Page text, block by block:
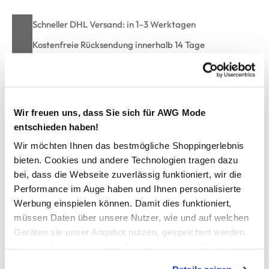
Wir freuen uns, dass Sie sich für AWG Mode
entschieden haben!
Wir möchten Ihnen das bestmögliche Shoppingerlebnis
bieten. Cookies und andere Technologien tragen dazu
bei, dass die Webseite zuverlässig funktioniert, wir die
Performance im Auge haben und Ihnen personalisierte
Werbung einspielen können. Damit dies funktioniert,
müssen Daten über unsere Nutzer, wie und auf welchen
Geräten sie unser Angebot nutzen, gespeichert werden.
Schneller DHL Versand: in 1–3 Werktagen
Kostenfreie Rücksendung innerhalb 14 Tage
Kostenlose Filiallieferung in Ihre Wunschfiliale
Zur Wunschliste hinzufügen
Große Größen Strickpullover
schicker Strickpullover von Sonja Blank
mit klassischem V-Ausschnitt
überschnittene Ärmel
lockere Passform